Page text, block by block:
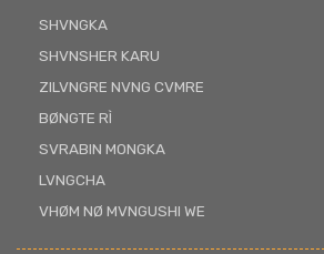
SHVNGKA
SHVNSHER KARU
ZILVNGRE NVNG CVMRE
BØNGTE RÌ
SVRABIN MONGKA
LVNGCHA
VHØM NØ MVNGUSHI WE